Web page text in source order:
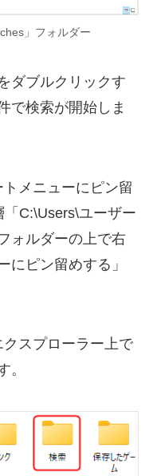
」フォルダー
ダブルクリックす
で検索が開始しま
メニューにピン留
C:\Users\ユーザー
ォルダーの上で右
にピン留めする」
スプローラー上で
。